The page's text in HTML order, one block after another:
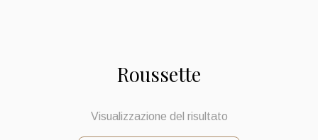
Roussette
Visualizzazione del risultato